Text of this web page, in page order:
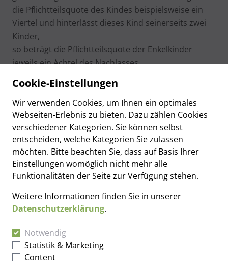
die Pflichtteilsquote des Kindes beispielsweise ein
Viertel und hinterlässt dieses Kind seinerseits zwei
Kinder,
so beträgt die Pflichtteilsquote der Enkelkinder
jeweils ein Achtel des Nachlasses.
Näheres dazu im Erbrechtsbuch
Dr. Fricke & Partner
Hansastraße 4
Cookie-Einstellungen
Wir verwenden Cookies, um Ihnen ein optimales
Webseiten-Erlebnis zu bieten. Dazu zählen Cookies
verschiedener Kategorien. Sie können selbst
entscheiden, welche Kategorien Sie zulassen
möchten. Bitte beachten Sie, dass auf Basis Ihrer
Einstellungen womöglich nicht mehr alle
Funktionalitäten der Seite zur Verfügung stehen.
Weitere Informationen finden Sie in unserer
Datenschutzerklärung.
Notwendig
Statistik & Marketing
Content